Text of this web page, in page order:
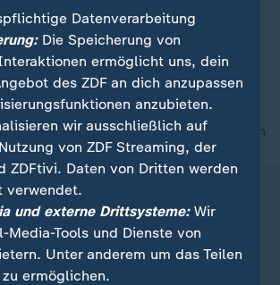
kritische Fragen stellen. Zu
viel, wie das versprochene
die Stimmung im Land.
nach oben
Datenverarbeitung
Die Speicherung von
ermöglicht uns, dein
des ZDF an dich anzupassen
anzubieten.
wir ausschließlich auf
von ZDF Streaming, der
ZDFtivi. Daten von Dritten werden
verwendet.
und externe Drittsysteme:Wir
Media-Tools und Dienste von
Unter anderem um das Teilen
ermöglichen.